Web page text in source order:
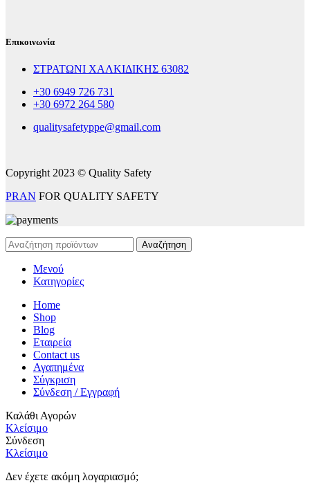
Επικοινωνία
ΣΤΡΑΤΩΝΙ ΧΑΛΚΙΔΙΚΗΣ 63082
+30 6949 726 731
+30 6972 264 580
qualitysafetyppe@gmail.com
Copyright 2023 © Quality Safety
PRAN FOR QUALITY SAFETY
Αναζήτηση
Μενού
Κατηγορίες
Home
Shop
Blog
Εταιρεία
Contact us
Αγαπημένα
Σύγκριση
Σύνδεση / Εγγραφή
Καλάθι Αγορών
Κλείσιμο
Σύνδεση
Κλείσιμο
Δεν έχετε ακόμη λογαριασμό;